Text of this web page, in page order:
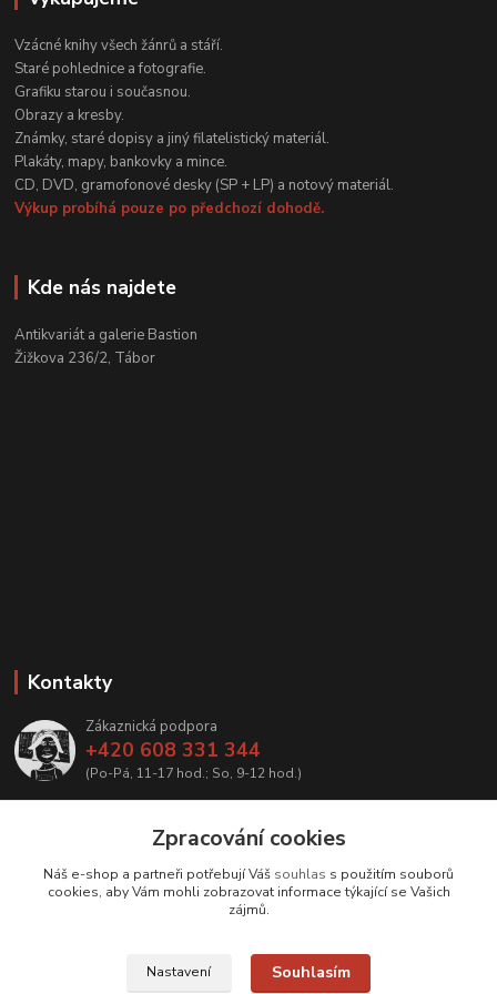
Vzácné knihy všech žánrů a stáří.
Staré pohlednice a fotografie.
Grafiku starou i současnou.
Obrazy a kresby.
Známky, staré dopisy a jiný filatelistický materiál.
Plakáty, mapy, bankovky a mince.
CD, DVD, gramofonové desky (SP + LP) a notový materiál.
Výkup probíhá pouze po předchozí dohodě.
Kde nás najdete
Antikvariát a galerie Bastion
Žižkova 236/2, Tábor
Kontakty
Zákaznická podpora
+420 608 331 344
(Po-Pá, 11-17 hod.; So, 9-12 hod.)
Upravit sběr cookies.
Zpracování cookies
Náš e-shop a partneři potřebují Váš souhlas s použitím souborů
cookies, aby Vám mohli zobrazovat informace týkající se Vašich
zájmů.
Nastavení Souhlasím